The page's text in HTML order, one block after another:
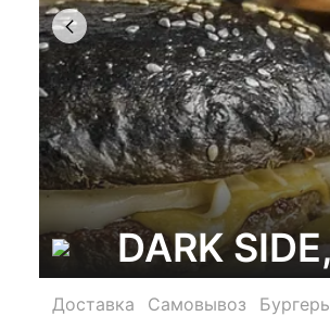
DARK
Доставка Самовывоз